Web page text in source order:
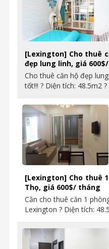
[Lexington] Cho thuê
đẹp lung linh, giá
Cho thuê căn hộ đẹp
tốt!!! ? Diện tích: 48.5m2
[Lexington] Cho thuê
Thọ, giá 600$/ tháng
Cần cho thuê căn 1
Lexington ? Diện tích: